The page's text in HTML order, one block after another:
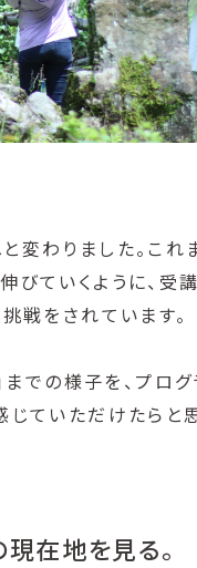
変わりました。これ
ていくように、受
戦をされています。
での様子を、プロ
ていただけたらと
在地を見る。